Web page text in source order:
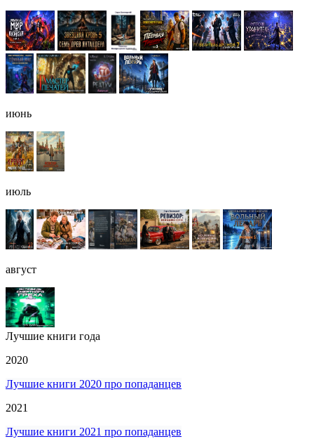
июнь
июль
август
Лучшие книги года
2020
Лучшие книги 2020 про попаданцев
2021
Лучшие книги 2021 про попаданцев